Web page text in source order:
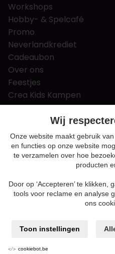
Workshops
Hobby- & Spelcafé
Promo
Neverlandkrediet
Cadeaubon
Over ons
Feestjes
Crea Kids Kampen
FAQ
Tips & tricks
Contact
Nieuws & Vacatures
Algemene
Privacy en
Wij
Onze website maakt gebruik
en functies op onze website
te verzamelen over hoe
producten
Door op ‘Accepteren’ te
tools voor reclame en analyse
ons
Toon instellingen
cookiebot.be